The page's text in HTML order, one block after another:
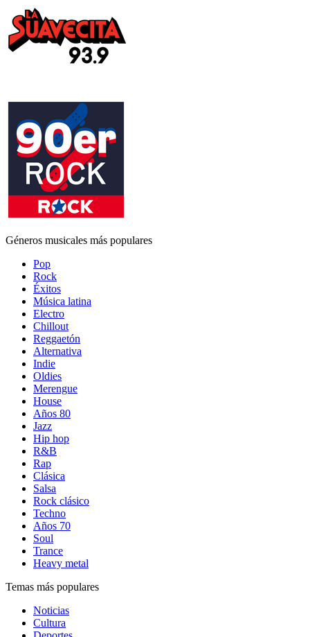
Géneros musicales más populares
Pop
Rock
Éxitos
Música latina
Electro
Chillout
Reggaetón
Alternativa
Indie
Oldies
Merengue
House
Años 80
Jazz
Hip hop
R&B
Rap
Clásica
Salsa
Rock clásico
Techno
Años 70
Soul
Trance
Heavy metal
Temas más populares
Noticias
Cultura